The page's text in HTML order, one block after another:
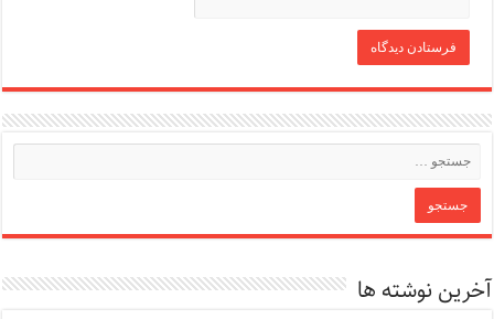
آخرین نوشته ها